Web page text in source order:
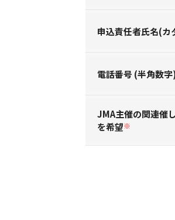
申込責任者氏名(カ
電話番号 (半角数
JMA主催の関連催
を希望※